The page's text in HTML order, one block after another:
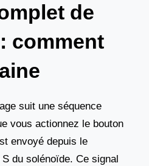
de
comment
suit une séquence
vous actionnez le bouton
envoyé depuis le
du solénoïde. Ce signal